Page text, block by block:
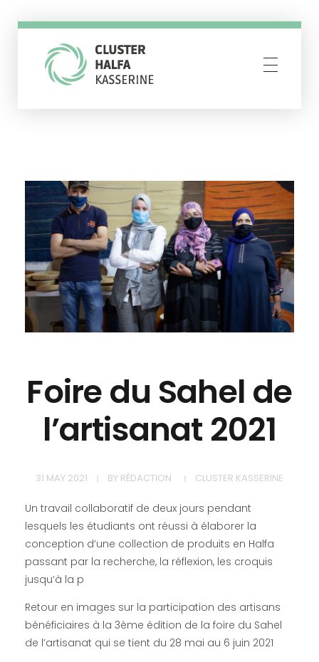
Foire du Sahel de
l’artisanat 2021
31 MAY 2021 BY RÉDACTION CLUSTER KASSERINE
Un travail collaboratif de deux jours pendant
lesquels les étudiants ont réussi à élaborer la
conception d’une collection de produits en Halfa
passant par la recherche, la réflexion, les croquis
jusqu’à la p
Retour en images sur la participation des artisans
bénéficiaires à la 3ème édition de la foire du Sahel
de l’artisanat qui se tient du 28 mai au 6 juin 2021